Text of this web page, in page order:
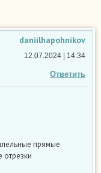
daniilhapohnikov
Ответить
12.07.2024 | 14:34
прямые
отрезки